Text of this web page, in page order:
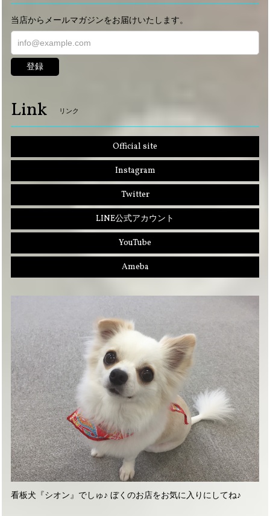
当店からメールマガジンをお届けいたします。
登録
Link リンク
Official site
Instagram
Twitter
LINE公式アカウント
YouTube
Ameba
看板犬『シオン』でしゅ♪ ぼくのお店をお気に入りにしてね♪